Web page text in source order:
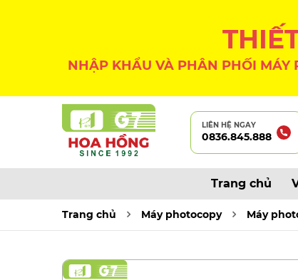
NHẬP KHẨU VÀ PHÂN PHỐI MÁY
LIÊN HỆ NGAY
0836.845.888
Trang chủ
Trang chủ Máy photocopy Máy